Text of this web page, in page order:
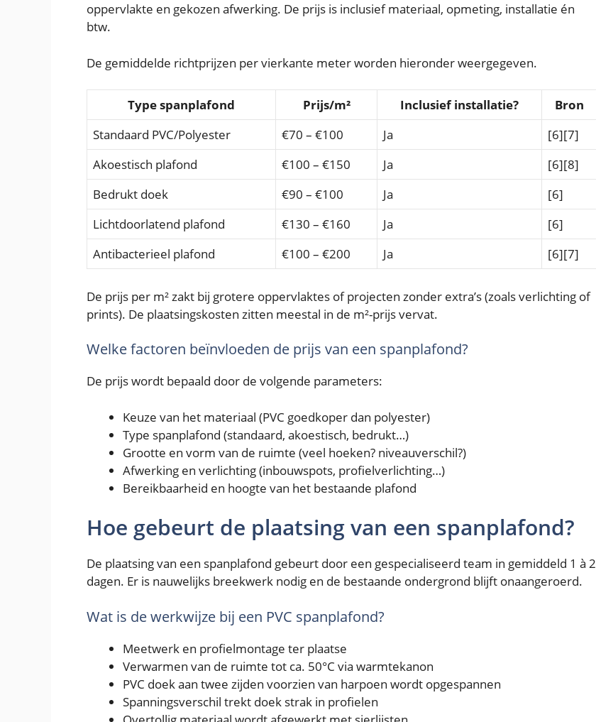
oppervlakte en gekozen afwerking. De prijs is inclusief materiaal, opmeting, installatie én
btw.
De gemiddelde richtprijzen per vierkante meter worden hieronder weergegeven.
Type spanplafond Prijs/m² Inclusief installatie?
Bron
Standaard PVC/Polyester
€70 – €100 Ja
[6][7]
Akoestisch plafond
€100 – €150 Ja
[6][8]
Bedrukt doek
€90 – €100 Ja
[6]
Lichtdoorlatend plafond
€130 – €160 Ja
[6]
Antibacterieel plafond
€100 – €200 Ja [6][7]
De prijs per m² zakt bij grotere oppervlaktes of projecten zonder extra’s (zoals verlichting of
prints). De plaatsingskosten zitten meestal in de m²-prijs vervat.
Welke factoren beïnvloeden de prijs van een spanplafond?
De prijs wordt bepaald door de volgende parameters:
Keuze van het materiaal (PVC goedkoper dan polyester)
Type spanplafond (standaard, akoestisch, bedrukt…)
Grootte en vorm van de ruimte (veel hoeken? niveauverschil?)
Afwerking en verlichting (inbouwspots, profielverlichting…)
Bereikbaarheid en hoogte van het bestaande plafond
Hoe gebeurt de plaatsing van een spanplafond?
De plaatsing van een spanplafond gebeurt door een gespecialiseerd team in gemiddeld 1 à 2
dagen. Er is nauwelijks breekwerk nodig en de bestaande ondergrond blijft onaangeroerd.
Wat is de werkwijze bij een PVC spanplafond?
Meetwerk en profielmontage ter plaatse
Verwarmen van de ruimte tot ca. 50°C via warmtekanon
PVC doek aan twee zijden voorzien van harpoen wordt opgespannen
Spanningsverschil trekt doek strak in profielen